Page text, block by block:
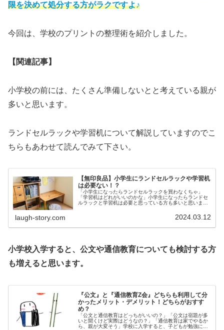
限を決めて処分する方がラクですよ♪
今回は、学校のプリントの整理術を紹介しました。
【関連記事】
小学校の前には、たくさん準備しないとと考えている親が
多いと思います。
ランドセルラックや学習机について解説していますのでこ
ちらもあわせて読んでみて下さい。
【無印良品】小学生にランドセルラックや学習机
は必要ない！？
「小学生になったらランドセルラックを買わなくちゃ」
「学習机はどれがいいのかな」小学生になったらランドセ
ルラックと学習机は必要と思っている方も多いと思いま
laugh-story.com 2024.03.12
小学校入学すると、公文や通信教育についても検討する方
も増えると思います。
『公文』と『通信教育Z会』どちらも利用して分
かったメリット・デメリット！どちらがおすす
め？
「公文と通信教育はどっちがいいの？」「公文は宿題が多
いと聞くけど実際はどうなの？」「通信教育は家でやるか
ら、親が大変そう」学校に入学すると、子どもが勉強につ